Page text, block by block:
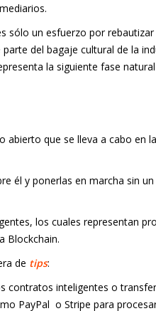
sólo un esfuerzo por
del bagaje cultural de la
la siguiente fase
que se lleva a cabo en
él y ponerlas en marcha sin
los cuales representan
Blockchain.
de tips:
contratos inteligentes o
PayPal o Stripe para